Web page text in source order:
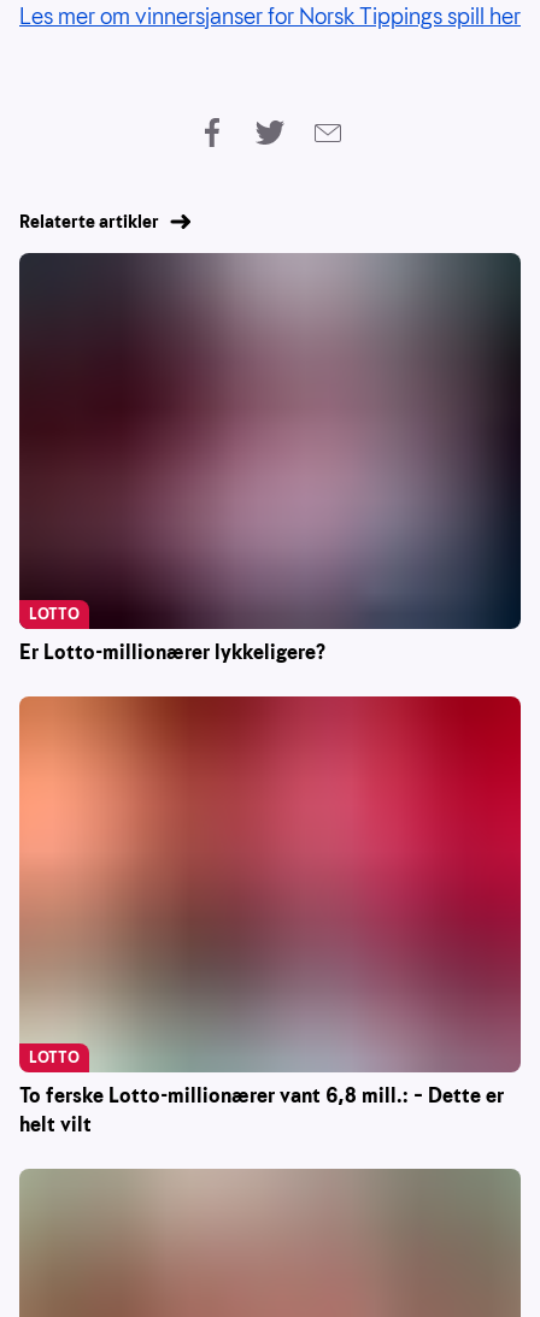
Les mer om vinnersjanser for Norsk Tippings spill her
Relaterte artikler
Er Lotto-millionærer lykkeligere?
LOTTO
To ferske Lotto-millionærer vant 6,8 mill.: – Dette er
helt vilt
LOTTO